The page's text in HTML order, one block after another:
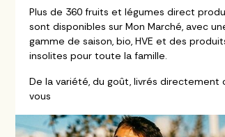
Plus de 360 fruits et légumes direct
sont disponibles sur Mon Marché, avec
gamme de saison, bio, HVE et des
insolites pour toute la famille.
De la variété, du goût, livrés directement
vous